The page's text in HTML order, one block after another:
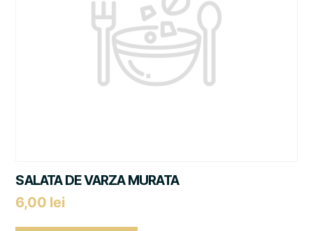
SALATA DE VARZA MURATA
6,00 lei